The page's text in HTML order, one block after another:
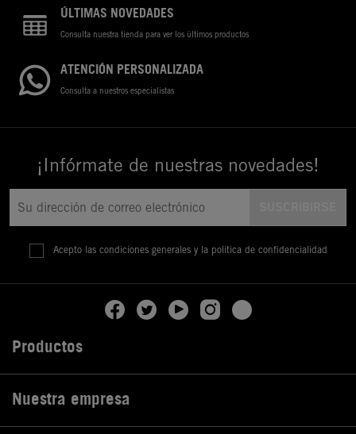
ÚLTIMAS NOVEDADES
Consulta nuestra tienda para ver los últimos productos
ATENCIÓN PERSONALIZADA
Consulta a nuestros especialistas
¡Infórmate de nuestras novedades!
Acepto las condiciones generales y la política de confidencialidad
Productos
Nuestra empresa